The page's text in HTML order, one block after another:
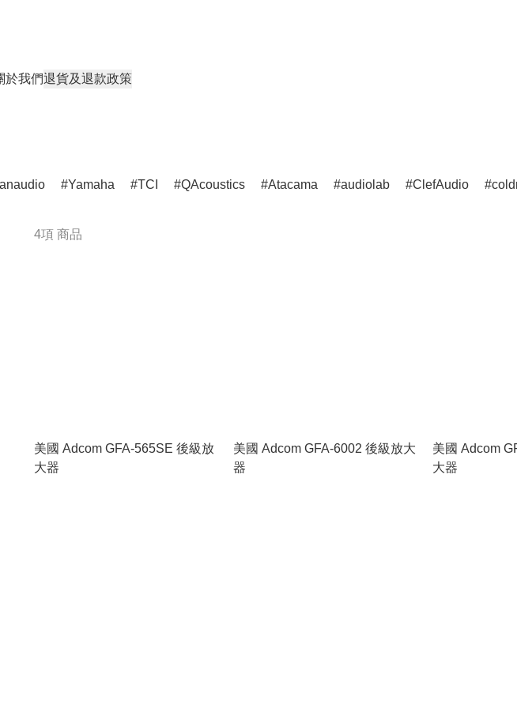
於我們退貨及退款政策
Yamaha TCI QAcoustics Atacama audiolab ClefAudio
4項 商品
美國 Adcom GFA-565SE 後級放
大器
美國 Adcom GFA-6002 後級放大
器
美國 Adcom
大器